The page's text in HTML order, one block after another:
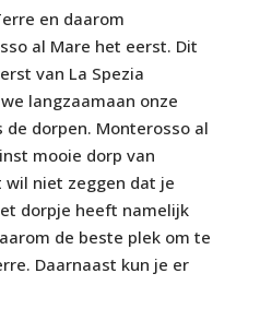
en daarom
al Mare het eerst. Dit
van La Spezia
langzaamaan onze
dorpen. Monterosso al
mooie dorp van
wil niet zeggen dat je
dorpje heeft namelijk
de beste plek om te
Daarnaast kun je er